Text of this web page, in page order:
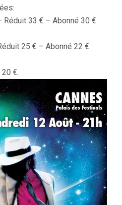
33 € – Abonné 30 €.
25 € – Abonné 22 €.
€.